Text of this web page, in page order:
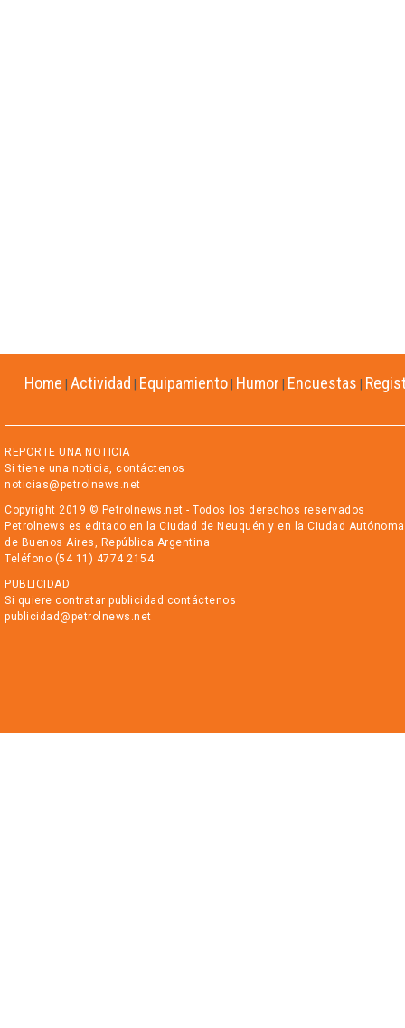
Home Actividad Equipamiento Humor Encuestas
REPORTE UNA NOTICIA
Si tiene una noticia, contáctenos
noticias@petrolnews.net
Copyright 2019 © Petrolnews.net - Todos los derechos reservados
Petrolnews es editado en la Ciudad de Neuquén y en la Ciudad Autónoma
de Buenos Aires, República Argentina
Teléfono (54 11) 4774 2154
PUBLICIDAD
Si quiere contratar publicidad contáctenos
publicidad@petrolnews.net